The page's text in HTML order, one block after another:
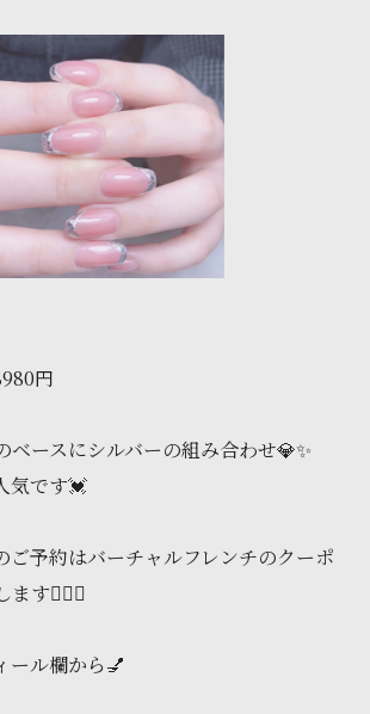
円
ベースにシルバーの組み合わせ💎✨
気です💓‪
ご予約はバーチャルフレンチのクーポ
す🙇🏻‍♀️
ール欄から💅